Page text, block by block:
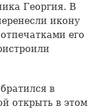
Георгия. В
икону
его
в
открыть в этом